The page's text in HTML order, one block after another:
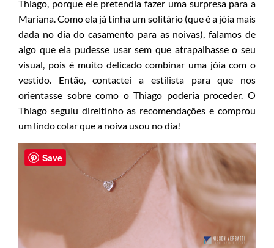
Thiago, porque ele pretendia fazer uma surpresa para a
Mariana. Como ela já tinha um solitário (que é a jóia mais
dada no dia do casamento para as noivas), falamos de
algo que ela pudesse usar sem que atrapalhasse o seu
visual, pois é muito delicado combinar uma jóia com o
vestido. Então, contactei a estilista para que nos
orientasse sobre como o Thiago poderia proceder. O
Thiago seguiu direitinho as recomendações e comprou
um lindo colar que a noiva usou no dia!
Save